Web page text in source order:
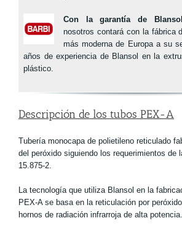
Con la garantía de Blansol
nosotros contará con la fábrica
más moderna de Europa a su
años de experiencia de Blansol en la
plástico.
Descripción de los tubos PEX-A
Tubería monocapa de polietileno reticulado
del peróxido siguiendo los requerimientos de
15.875-2.
La tecnología que utiliza Blansol en la
PEX-A se basa en la reticulación por
hornos de radiación infrarroja de alta potencia.